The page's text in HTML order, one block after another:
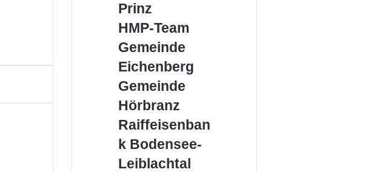
Prinz
HMP-
HMP-Team
Gemeinde
Gemeinde
Eichenberg
Gemeinde
Gemeinde
Hörbranz
Raiffeisenbank
Leiblachtal
Raiffeisenban
k Bodensee-
Leiblachtal